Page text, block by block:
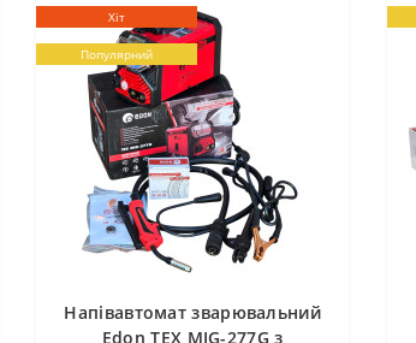
Хіт
Популярний
Напівавтомат зварювальний
Edon TEX MIG-277G з